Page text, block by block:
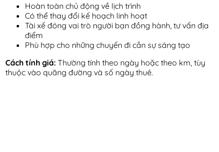
Hoàn toàn chủ động về lịch trình
Có thể thay đổi kế hoạch linh hoạt
Tài xế đóng vai trò người bạn đồng hành, tư vấn địa
điểm
Phù hợp cho những chuyến đi cần sự sáng tạo
Cách tính giá:Thường tính theo ngày hoặc theo km, tùy
thuộc vào quãng đường và số ngày thuê.